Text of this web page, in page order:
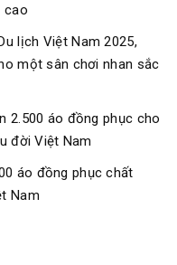
cao
lịch Việt Nam 2025,
một sân chơi nhan sắc
2.500 áo đồng phục cho
đời Việt Nam
áo đồng phục chất
Nam